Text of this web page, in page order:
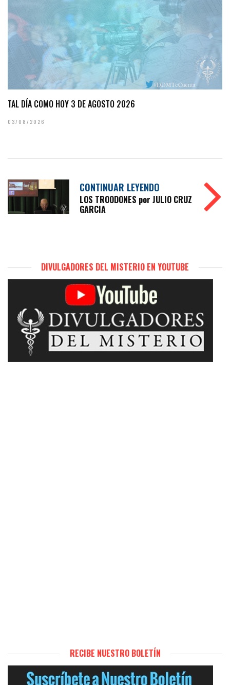
TAL DÍA COMO HOY 3 DE AGOSTO 2026
03/08/2026
CONTINUAR LEYENDO
LOS TROODONES por JULIO CRUZ
GARCIA
DIVULGADORES DEL MISTERIO EN YOUTUBE
RECIBE NUESTRO BOLETÍN